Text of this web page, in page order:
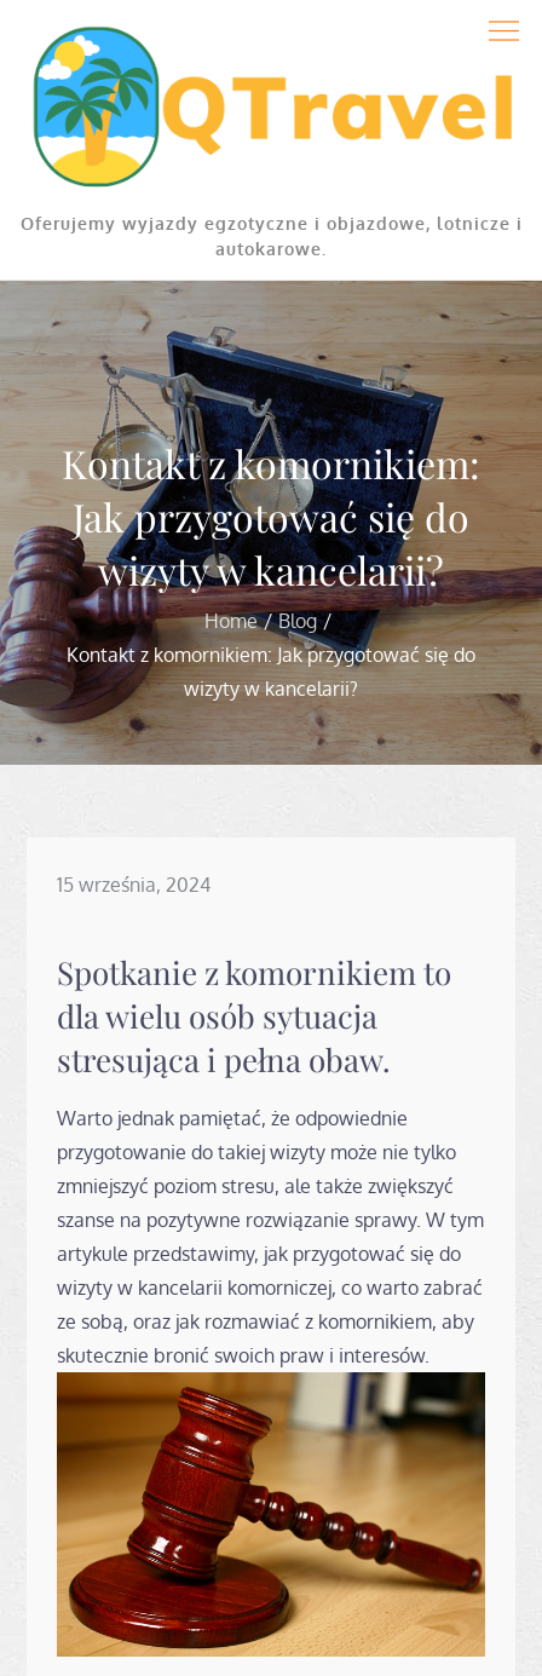
content
Oferujemy wyjazdy egzotyczne i objazdowe, lotnicze i
autokarowe.
Kontakt z komornikiem:
Jak przygotować się do
wizyty w kancelarii?
Home
Blog
Kontakt z komornikiem: Jak przygotować się do
wizyty w kancelarii?
Posted
15 września, 2024
Spotkanie z komornikiem to
dla wielu osób sytuacja
stresująca i pełna obaw.
Warto jednak pamiętać, że odpowiednie
przygotowanie do takiej wizyty może nie tylko
zmniejszyć poziom stresu, ale także zwiększyć
szanse na pozytywne rozwiązanie sprawy. W tym
artykule przedstawimy, jak przygotować się do
wizyty w kancelarii komorniczej, co warto zabrać
ze sobą, oraz jak rozmawiać z komornikiem, aby
skutecznie bronić swoich praw i interesów.